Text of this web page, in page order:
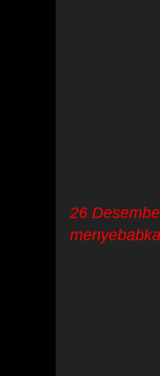
26